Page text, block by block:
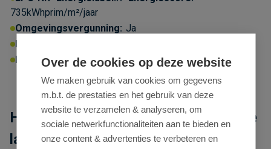
735kWhprim/m²/jaar
Omgevingsvergunning: Ja
P-score:
Erfgoed:Geen beschermd erfgoed
Handelsruimte te huur op zichtlocatie
langs N9 in Lievegem
Over de cookies op deze website
We maken gebruik van cookies om gegevens
m.b.t. de prestaties en het gebruik van deze
website te verzamelen & analyseren, om
sociale netwerkfunctionaliteiten aan te bieden en
onze content & advertenties te verbeteren en